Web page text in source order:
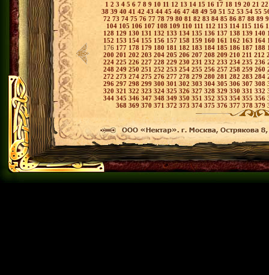
1 2 3 4 5 6 7 8 9 10 11 12 13 14 15 16 17 18 19 20 21
38 39 40 41 42 43 44 45 46 47 48 49 50 51 52 53 54 55
72 73 74 75 76 77 78 79 8081 82 83 84 85 86 87 88 89
104 105 106 107 108 109 110 111 112 113 114 115 116
128 129 130 131 132 133 134 135 136 137 138 139 140
152 153 154 155 156 157 158 159 160 161 162 163 164
176 177 178 179 180 181 182 183 184 185 186 187 188
200 201 202 203 204 205 206 207 208 209210 211 212
224 225 226 227 228 229 230 231 232 233 234 235 236
248 249 250 251 252 253 254 255 256 257 258 259 260
272 273 274 275 276 277 278 279 280 281 282 283 284
296 297 298 299 300 301302 303 304 305 306 307 308
320 321 322 323 324 325 326 327 328 329 330 331 332
344 345 346 347 348 349 350 351 352 353 354 355 356
368 369 370 371 372 373 374 375 376 377 378 379